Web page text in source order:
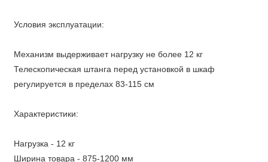
Условия эксплуатации:
Механизм выдерживает нагрузку не более 12 кг
Телескопическая штанга перед установкой в шкаф
регулируется в пределах 83-115 см
Характеристики:
Нагрузка - 12 кг
Ширина товара - 875-1200 мм